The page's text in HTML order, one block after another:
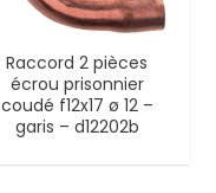
Raccord 2 pièces
écrou prisonnier
coudé f12x17 ø 12 –
garis – d12202b